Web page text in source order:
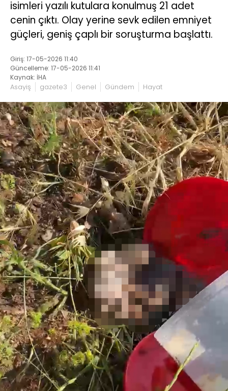
isimleri yazılı kutulara konulmuş 21 adet
cenin çıktı. Olay yerine sevk edilen emniyet
güçleri, geniş çaplı bir soruşturma başlattı.
Giriş: 17-05-2026 11:40
Güncelleme: 17-05-2026 11:41
Kaynak: İHA
Asayiş gazete3 Genel Gündem Hayat